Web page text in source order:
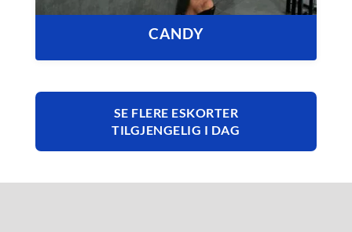
CANDY
SE FLERE ESKORTER
TILGJENGELIG I DAG